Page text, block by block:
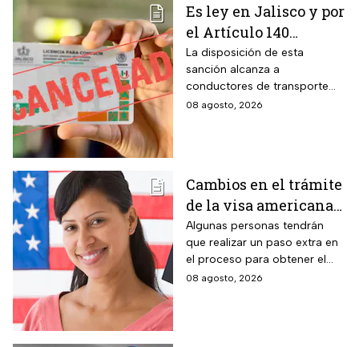
Es ley en Jalisco y por
el Artículo 140
cancelarán la licencia
de conducir de por
vida a todos los
automovilistas que
La disposición de esta
sanción alcanza a
conductores de transporte
escolar, unidades de
común.
08 agosto, 2026
Cambios en el trámite
de la visa americana
2026 y para quiénes
aplica
Algunas personas tendrán
que realizar un paso extra en
el proceso para obtener el
documento que permite
08 agosto, 2026